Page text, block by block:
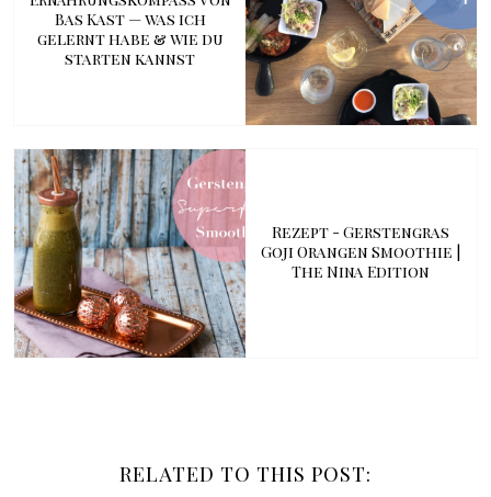
Bas Kast — was ich
gelernt habe & wie du
starten kannst
Rezept - Gerstengras
Goji Orangen Smoothie |
The Nina Edition
RELATED TO THIS POST: